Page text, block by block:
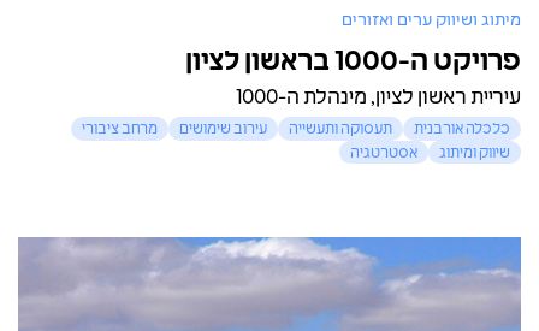
מיתוג ושיווק ערים ואזורים
פרויקט ה-1000 בראשון לציון
עיריית ראשון לציון, מינהלת ה-1000
כלכלה אורבנית תעסוקה ותעשייה עירוב שימושים
מרחב ציבורי
שיווק ומיתוג
אסטרטגיה